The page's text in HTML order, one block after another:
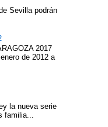
Sevilla podrán
2017
de 2012 a
la nueva serie